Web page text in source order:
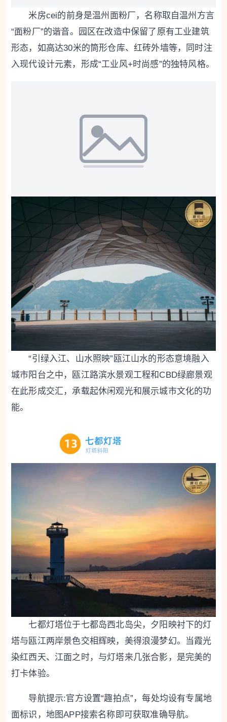
米房cei的前身是温州面粉厂，名称取自温州方言
“面粉厂”的谐音。园区在改造中保留了原有工业建筑
形态，如高达30米的筒形仓库、红砖外墙等，同时注
入现代设计元素，形成“工业风+时尚感”的独特风格。
“引绿入江、山水照映”瓯江山水的形态意境融入
城市阳台之中，瓯江路滨水景观工程和CBD绿廊景观
在此形成交汇，承载起休闲观光和展示城市文化的功
能。
七都灯塔位于七都岛西北岛尖，夕阳映衬下的灯
塔与瓯江两岸景色交相辉映，美得浪漫梦幻。当霞光
染红西天、江面之时，与灯塔来几张合影，是完美的
打卡体验。
导航提示:官方设置“趣拍点”，每处均设有专属地
面标识，地图APP接索名称即可获取准确导航。